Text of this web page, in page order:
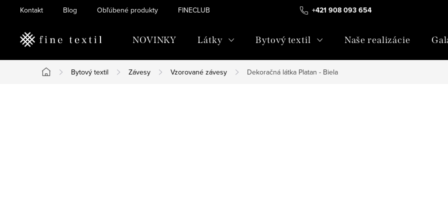
+421 908 093 654
Kontakt Blog Obľúbené produkty FINECLUB
NOVINKY Látky Bytový textil Naše realizácie
Domov
Bytový textil Závesy Vzorované závesy Dekoračná látka Platan - Biela